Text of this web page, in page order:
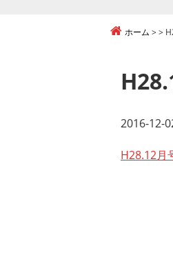
会 ホーム
2016-12-
H28.12月